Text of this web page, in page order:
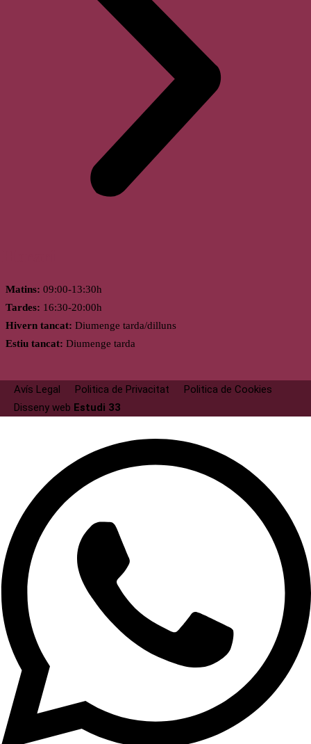
Matins: 09:00-13:30h
Tardes: 16:30-20:00h
Hivern tancat: Diumenge tarda/dilluns
Estiu tancat: Diumenge tarda
Avís Legal Politica de Privacitat
Politica de Cookies
Disseny web Estudi 33